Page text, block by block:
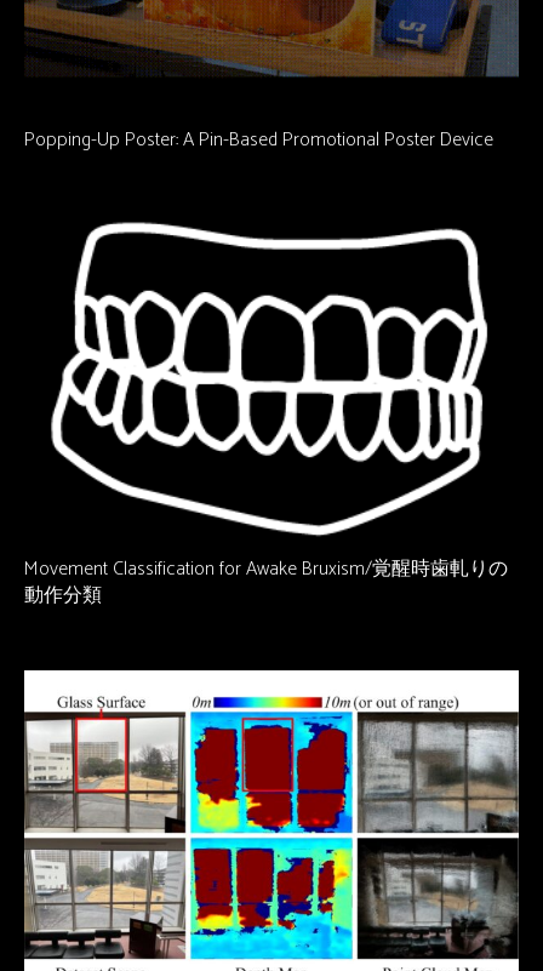
Popping-Up Poster: A Pin-Based Promotional Poster Device
Movement Classification for Awake Bruxism/覚醒時歯軋りの
動作分類